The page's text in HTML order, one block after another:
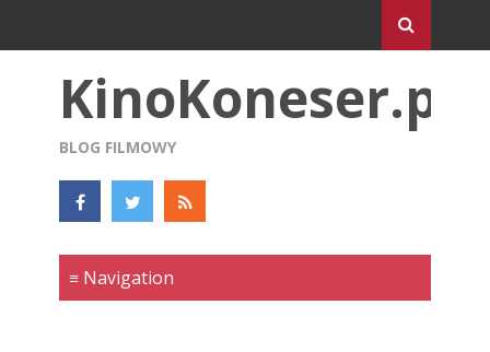
KinoKoneser.pl
BLOG FILMOWY